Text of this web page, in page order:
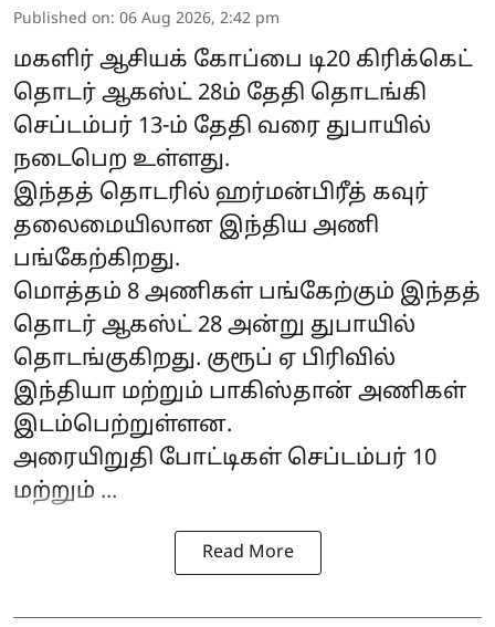
Published on: 06 Aug 2026, 2:42 pm
மகளிர் ஆசியக் கோப்பை டி20 கிரிக்கெட்
தொடர் ஆகஸ்ட் 28ம் தேதி தொடங்கி
செப்டம்பர் 13-ம் தேதி வரை துபாயில்
நடைபெற உள்ளது.
இந்தத் தொடரில் ஹர்மன்பிரீத் கவுர்
தலைமையிலான இந்திய அணி
பங்கேற்கிறது.
மொத்தம் 8 அணிகள் பங்கேற்கும் இந்தத்
தொடர் ஆகஸ்ட் 28 அன்று துபாயில்
தொடங்குகிறது. குரூப் ஏ பிரிவில்
இந்தியா மற்றும் பாகிஸ்தான் அணிகள்
இடம்பெற்றுள்ளன.
அரையிறுதி போட்டிகள் செப்டம்பர் 10
மற்றும் ...
Read More